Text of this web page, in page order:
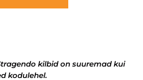
kilbid on suuremad kui
kodulehel.